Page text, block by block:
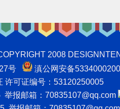
2008
号
滇公网安备
许可证编号：53120250005
报邮箱：70835107@qq.com